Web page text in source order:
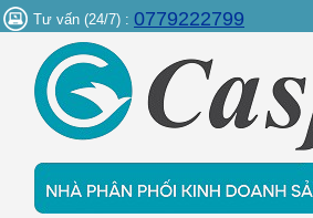
Tư vấn (24/7) : 0779222799